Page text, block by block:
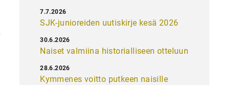
SJK-junioreiden uutiskirje kesä 2026
7.7.2026
Naiset valmiina historialliseen otteluun
30.6.2026
Kymmenes voitto putkeen naisille
28.6.2026